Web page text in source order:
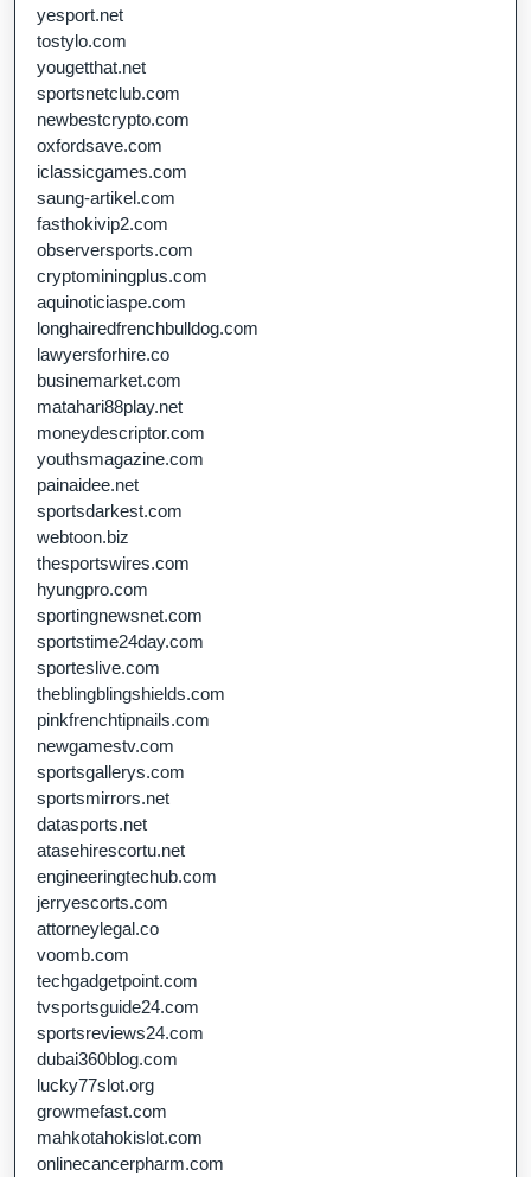
yesport.net
tostylo.com
yougetthat.net
sportsnetclub.com
newbestcrypto.com
oxfordsave.com
iclassicgames.com
saung-artikel.com
fasthokivip2.com
observersports.com
cryptominingplus.com
aquinoticiaspe.com
longhairedfrenchbulldog.com
lawyersforhire.co
businemarket.com
matahari88play.net
moneydescriptor.com
youthsmagazine.com
painaidee.net
sportsdarkest.com
webtoon.biz
thesportswires.com
hyungpro.com
sportingnewsnet.com
sportstime24day.com
sporteslive.com
theblingblingshields.com
pinkfrenchtipnails.com
newgamestv.com
sportsgallerys.com
sportsmirrors.net
datasports.net
atasehirescortu.net
engineeringtechub.com
jerryescorts.com
attorneylegal.co
voomb.com
techgadgetpoint.com
tvsportsguide24.com
sportsreviews24.com
dubai360blog.com
lucky77slot.org
growmefast.com
mahkotahokislot.com
onlinecancerpharm.com